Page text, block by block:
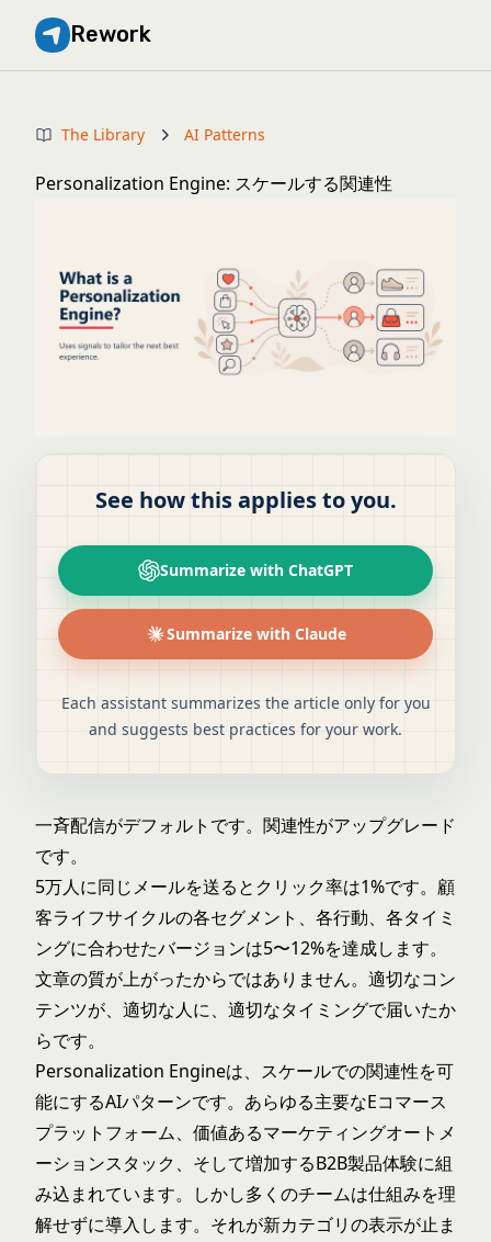
Rework
The Library AI Patterns
Personalization Engine: スケールする関連性
See how this applies to you.
Summarize with ChatGPT
Summarize with Claude
Each assistant summarizes the article only for you
and suggests best practices for your work.
一斉配信がデフォルトです。関連性がアップグレード
です。
5万人に同じメールを送るとクリック率は1%です。顧
客ライフサイクルの各セグメント、各行動、各タイミ
ングに合わせたバージョンは5〜12%を達成します。
文章の質が上がったからではありません。適切なコン
テンツが、適切な人に、適切なタイミングで届いたか
らです。
Personalization Engineは、スケールでの関連性を可
能にするAIパターンです。あらゆる主要なEコマース
プラットフォーム、価値あるマーケティングオートメ
ーションスタック、そして増加するB2B製品体験に組
み込まれています。しかし多くのチームは仕組みを理
解せずに導入します。それが新カテゴリの表示が止ま